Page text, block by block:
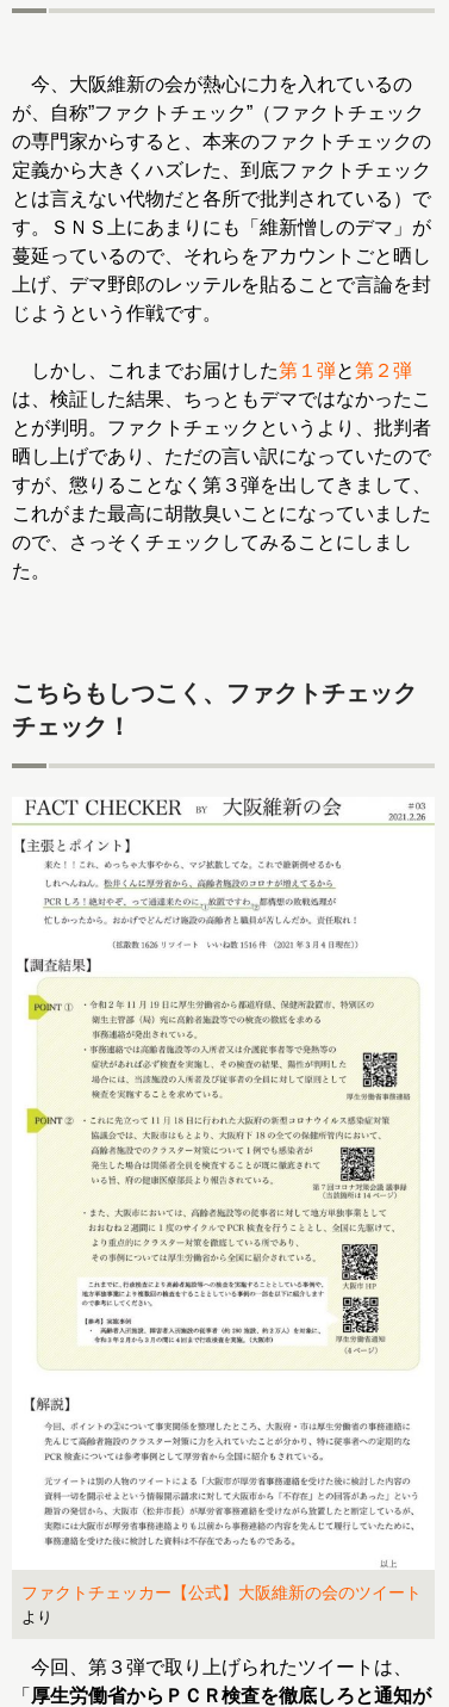
今、大阪維新の会が熱心に力を入れているの
が、自称”ファクトチェック”（ファクトチェック
の専門家からすると、本来のファクトチェックの
定義から大きくハズレた、到底ファクトチェック
とは言えない代物だと各所で批判されている）で
す。ＳＮＳ上にあまりにも「維新憎しのデマ」が
蔓延っているので、それらをアカウントごと晒し
上げ、デマ野郎のレッテルを貼ることで言論を封
じようという作戦です。
しかし、これまでお届けした第１弾と第２弾
は、検証した結果、ちっともデマではなかったこ
とが判明。ファクトチェックというより、批判者
晒し上げであり、ただの言い訳になっていたので
すが、懲りることなく第３弾を出してきまして、
これがまた最高に胡散臭いことになっていました
ので、さっそくチェックしてみることにしまし
た。
こちらもしつこく、ファクトチェック
チェック！
ファクトチェッカー【公式】大阪維新の会のツイート
より
今回、第３弾で取り上げられたツイートは、
「 厚生労働省からＰＣＲ検査を徹底しろと通知が